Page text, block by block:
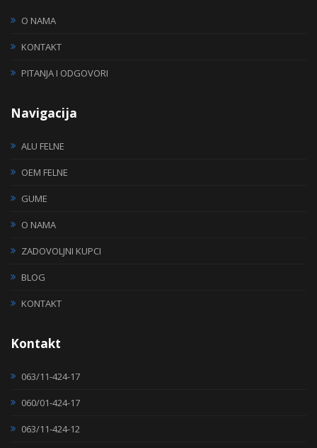
O NAMA
KONTAKT
PITANJA I ODGOVORI
Navigacija
ALU FELNE
OEM FELNE
GUME
O NAMA
ZADOVOLJNI KUPCI
BLOG
KONTAKT
Kontakt
063/11-424-17
060/01-424-17
063/11-424-12